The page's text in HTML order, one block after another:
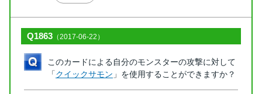
Q1863 （2017-06-22）
このカードによる自分のモンスターの攻撃に対して
「クイックサモン 」を使用することができますか？